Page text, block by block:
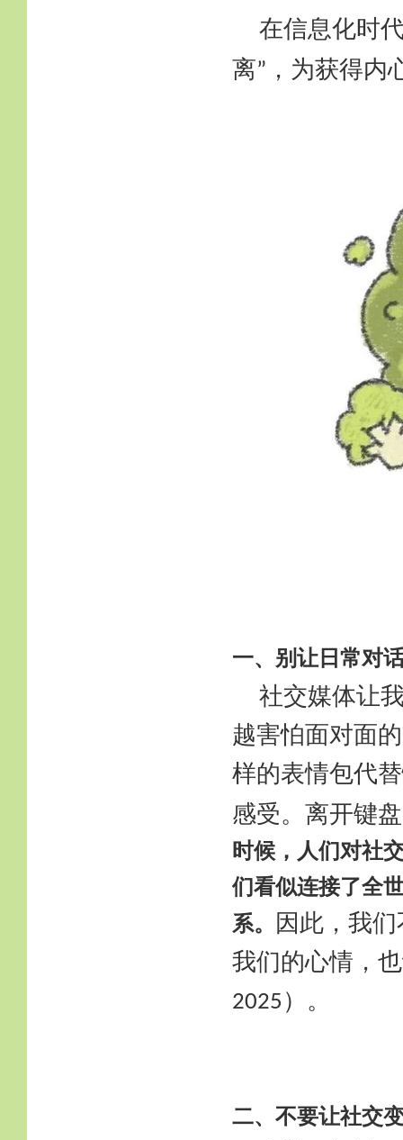
在信息化时
离” ，为获得
一、别让日常对
社交媒体让
越害怕面对面
样的表情包代
感受。离开键
时候，人们对社
们看似连接了全
系。
因此，我
我们的心情，
2025 ）。
二、不要让社交